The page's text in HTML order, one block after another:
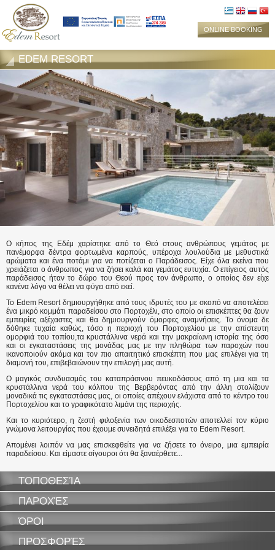
ONLINE BOOKING
EDEM RESORT
Ο κήπος της Εδέμ χαρίστηκε από το Θεό στους ανθρώπους γεμάτος με
πανέμορφα δέντρα φορτωμένα καρπούς, υπέροχα λουλούδια με μεθυστικά
αρώματα και ένα ποτάμι για να ποτίζεται ο Παράδεισος. Είχε όλα εκείνα που
χρειάζεται ο άνθρωπος για να ζήσει καλά και γεμάτος ευτυχία. Ο επίγειος αυτός
παράδεισος ήταν το δώρο του Θεού προς τον άνθρωπο, ο οποίος δεν είχε
κανένα λόγο να θέλει να φύγει από εκεί.
Το Edem Resort δημιουργήθηκε από τους ιδρυτές του με σκοπό να αποτελέσει
ένα μικρό κομμάτι παραδείσου στο Πορτοχέλι, στο οποίο οι επισκέπτες θα ζουν
εμπειρίες αξέχαστες και θα δημιουργούν όμορφες αναμνήσεις. Το όνομα δε
δόθηκε τυχαία καθώς, τόσο η περιοχή του Πορτοχελίου με την απίστευτη
ομορφιά του τοπίου,τα κρυστάλλινα νερά και την μακραίωνη ιστορία της όσο
και οι εγκαταστάσεις της μονάδας μας με την πληθώρα των παροχών που
ικανοποιούν ακόμα και τον πιο απαιτητικό επισκέπτη που μας επιλέγει για τη
διαμονή του, επιβεβαιώνουν την επιλογή μας αυτή.
Ο μαγικός συνδυασμός του καταπράσινου πευκοδάσους από τη μια και τα
κρυστάλλινα νερά του κόλπου της Βερβερόντας από την άλλη στολίζουν
μοναδικά τις εγκαταστάσεις μας, οι οποίες απέχουν ελάχιστα από το κέντρο του
Πορτοχελίου και το γραφικότατο λιμάνι της περιοχής.
Και το κυριότερο, η ζεστή φιλοξενία των οικοδεσποτών αποτελλεί τον κύριο
γνώμονα λειτουργίας που έχουμε συνειδητά επιλέξει για το Edem Resort.
Απομένει λοιπόν να μας επισκεφθείτε για να ζήσετε το όνειρο, μια εμπειρία
παραδείσου. Και είμαστε σίγουροι ότι θα ξαναέρθετε...
ΤΟΠΟΘΕΣΊΑ
ΠΑΡΟΧΈΣ
ΌΡΟΙ
ΠΡΟΣΦΟΡΈΣ